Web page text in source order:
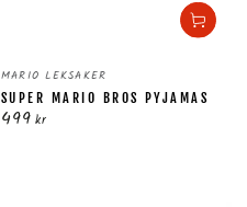
Säljare:
MARIO LEKSAKER
SUPER MARIO BROS PYJAMAS
Ordinarie
499 kr